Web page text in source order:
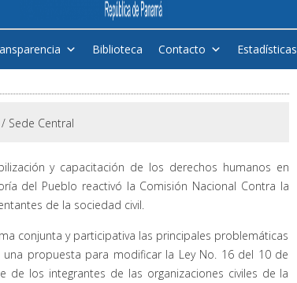
Biblioteca Contacto Estadísticas
/ Sede Central
y capacitación de los derechos humanos en
del Pueblo reactivó la Comisión Nacional Contra la
de la sociedad civil.
conjunta y participativa las principales problemáticas
propuesta para modificar la Ley No. 16 del 10 de
los integrantes de las organizaciones civiles de la